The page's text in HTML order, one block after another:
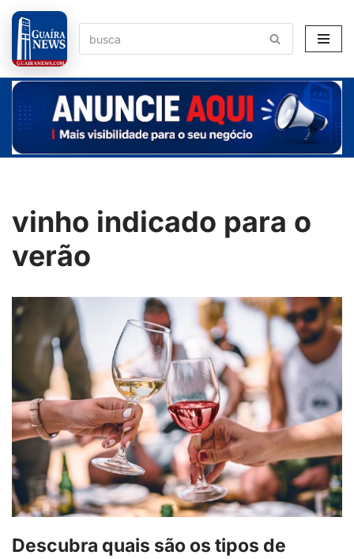
Pular
para
o
conteúdo
vinho indicado para o
verão
Descubra quais são os tipos de